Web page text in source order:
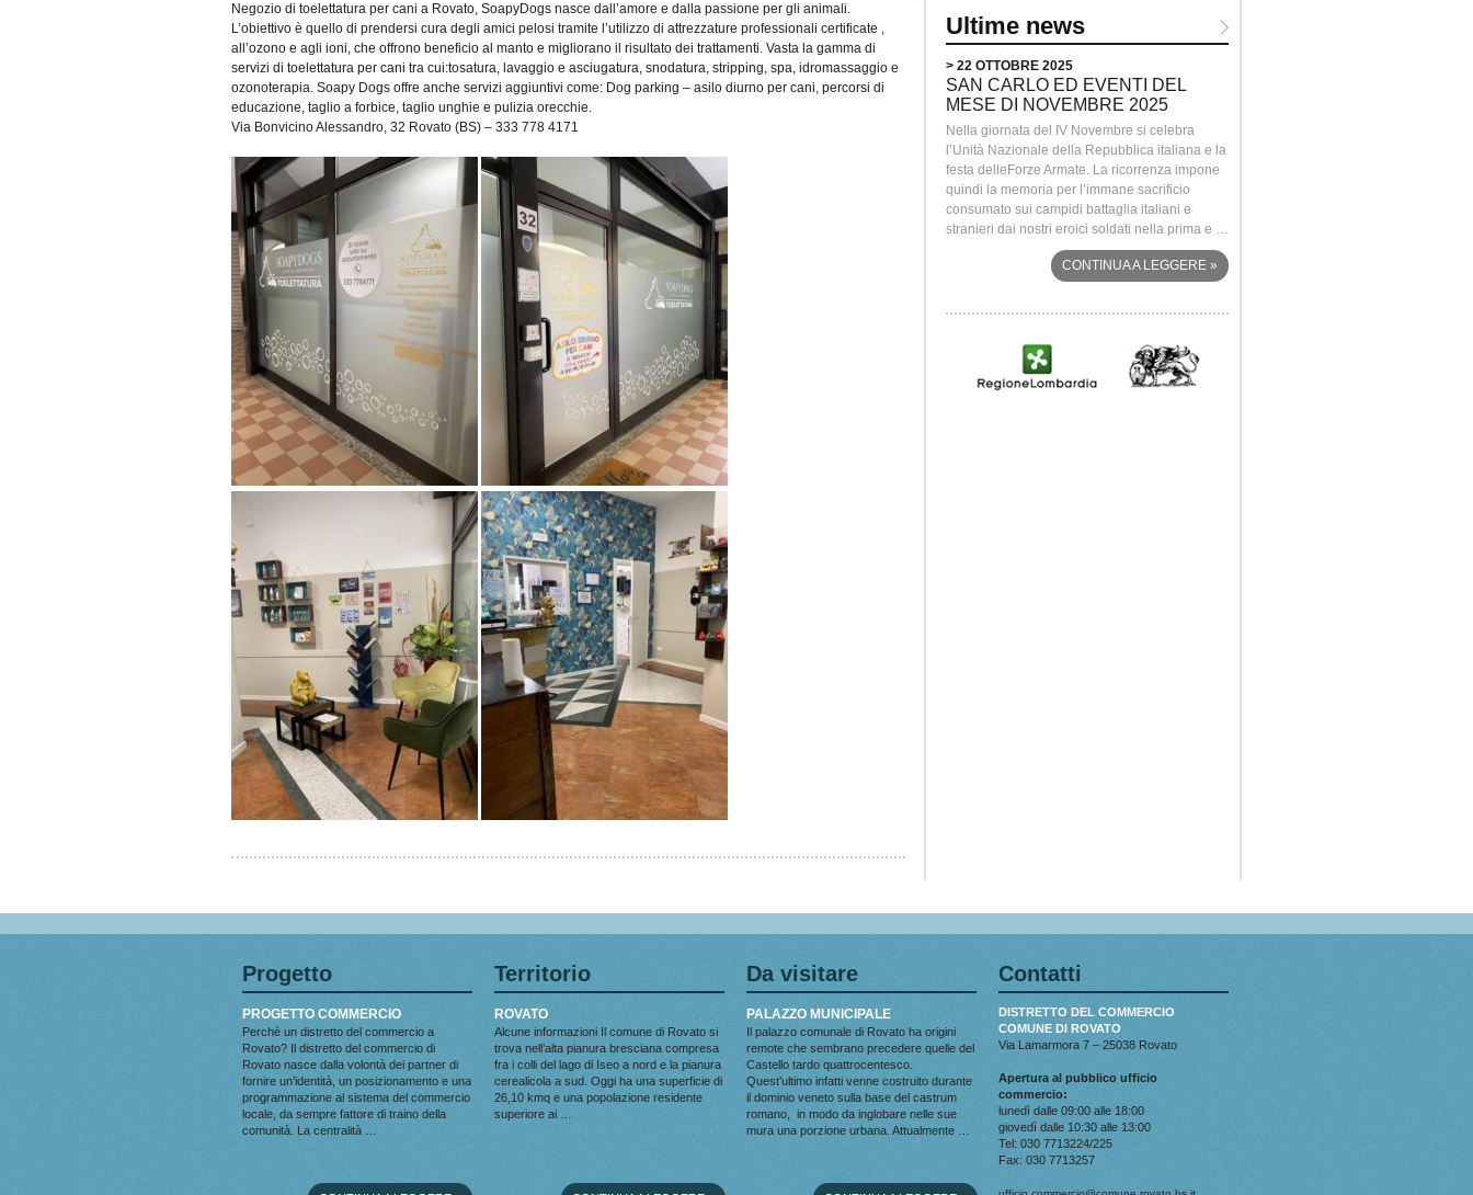
Negozio di toelettatura per cani a Rovato, SoapyDogs nasce dall’amore e dalla passione per gli animali.
L’obiettivo è quello di prendersi cura degli amici pelosi tramite l’utilizzo di attrezzature professionali certificate ,
all’ozono e agli ioni, che offrono beneficio al manto e migliorano il risultato dei trattamenti. Vasta la gamma di
servizi di toelettatura per cani tra cui:tosatura, lavaggio e asciugatura, snodatura, stripping, spa, idromassaggio e
ozonoterapia. Soapy Dogs offre anche servizi aggiuntivi come: Dog parking – asilo diurno per cani, percorsi di
educazione, taglio a forbice, taglio unghie e pulizia orecchie.
Via Bonvicino Alessandro, 32 Rovato (BS) – 333 778 4171
Ultime news
> 22 OTTOBRE 2025
SAN CARLO ED EVENTI DEL
MESE DI NOVEMBRE 2025
Nella giornata del IV Novembre si celebra
l’Unità Nazionale della Repubblica italiana e la
festa delleForze Armate. La ricorrenza impone
quindi la memoria per l’immane sacrificio
consumato sui campidi battaglia italiani e
stranieri dai nostri eroici soldati nella prima e …
CONTINUA A LEGGERE »
Progetto
PROGETTO COMMERCIO
Perchè un distretto del commercio a
Rovato? Il distretto del commercio di
Rovato nasce dalla volontà dei partner di
fornire un’identità, un posizionamento e una
programmazione al sistema del commercio
locale, da sempre fattore di traino della
comunità. La centralità …
Territorio
ROVATO
Alcune informazioni Il comune di Rovato si
trova nell’alta pianura bresciana compresa
fra i colli del lago di Iseo a nord e la pianura
cerealicola a sud. Oggi ha una superficie di
26,10 kmq e una popolazione residente
superiore ai …
Da visitare
PALAZZO MUNICIPALE
Il palazzo comunale di Rovato ha origini
remote che sembrano precedere quelle del
Castello tardo quattrocentesco.
Quest’ultimo infatti venne costruito durante
il dominio veneto sulla base del castrum
romano, in modo da inglobare nelle sue
mura una porzione urbana. Attualmente …
Contatti
DISTRETTO DEL COMMERCIO
COMUNE DI ROVATO
Via Lamarmora 7 – 25038 Rovato
Apertura al pubblico ufficio
commercio:
lunedì dalle 09:00 alle 18:00
giovedì dalle 10:30 alle 13:00
Tel: 030 7713224/225
Fax: 030 7713257